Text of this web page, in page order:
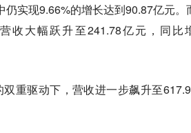
实现9.66%的增长达到90.87亿元。
收大幅跃升至241.78亿元，同比
重驱动下，营收进一步飙升至